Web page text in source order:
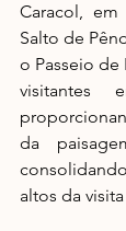
Caracol,
Salto de
o Passeio de
visitantes
da
altos da